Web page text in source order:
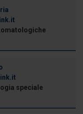
contenuti ed
nostro sito con i
dei dati web,
combinarle
speciale